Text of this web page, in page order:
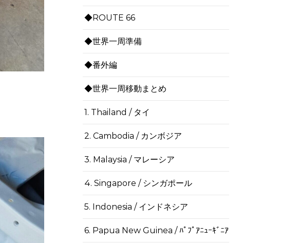
◆ROUTE 66
◆世界一周準備
◆番外編
◆世界一周移動まとめ
1. Thailand / タイ
2. Cambodia / カンボジア
3. Malaysia / マレーシア
4. Singapore / シンガポール
5. Indonesia / インドネシア
6. Papua New Guinea / ﾊﾟﾌﾟｱﾆｭｰｷﾞﾆｱ